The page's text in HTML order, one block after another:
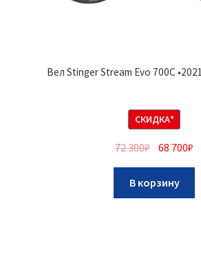
Вел Stinger Stream Evo 700C
СКИДКА*
72 300₽ 68 700₽
В корзину